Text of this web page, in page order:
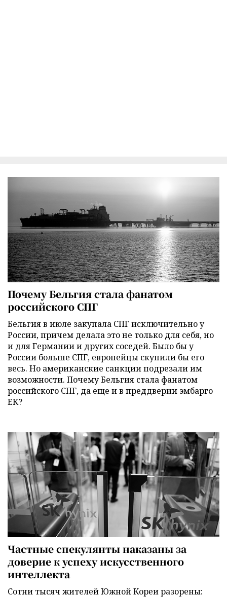
Почему Бельгия стала фанатом
российского СПГ
Бельгия в июле закупала СПГ исключительно у
России, причем делала это не только для себя, но
и для Германии и других соседей. Было бы у
России больше СПГ, европейцы скупили бы его
весь. Но американские санкции подрезали им
возможности. Почему Бельгия стала фанатом
российского СПГ, да еще и в преддверии эмбарго
ЕК?
Частные спекулянты наказаны за
доверие к успеху искусственного
интеллекта
Сотни тысяч жителей Южной Кореи разорены: